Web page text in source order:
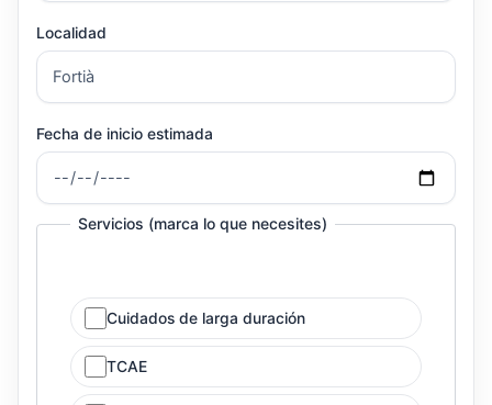
Localidad
Fecha de inicio estimada
Servicios (marca lo que necesites)
Cuidados de larga duración
TCAE